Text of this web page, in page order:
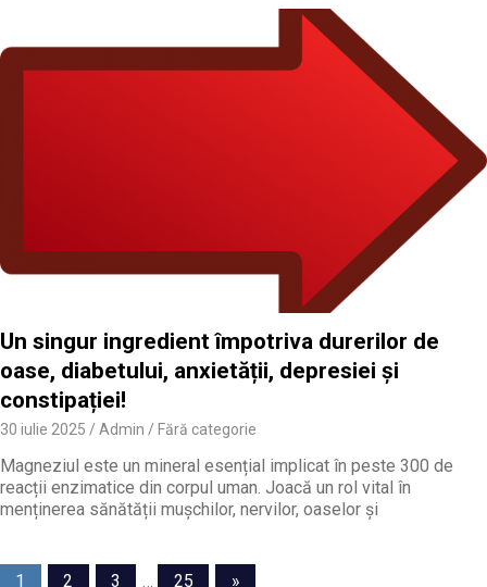
Un singur ingredient împotriva durerilor de
oase, diabetului, anxietății, depresiei și
constipației!
30 iulie 2025 Admin Fără categorie
Magneziul este un mineral esențial implicat în peste 300 de
reacții enzimatice din corpul uman. Joacă un rol vital în
menținerea sănătății mușchilor, nervilor, oaselor și
Navigare
1 2 3 … 25 Next
»